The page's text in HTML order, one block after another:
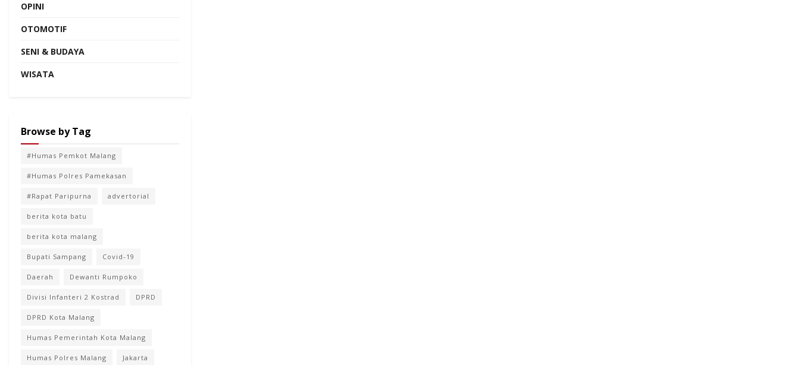
OPINI
OTOMOTIF
SENI & BUDAYA
WISATA
Browse by Tag
#Humas Pemkot Malang
#Humas Polres Pamekasan
#Rapat Paripurna advertorial
berita kota batu
berita kota malang
Bupati Sampang Covid-19
Daerah Dewanti Rumpoko
Divisi Infanteri 2 Kostrad DPRD
DPRD Kota Malang
Humas Pemerintah Kota Malang
Humas Polres Malang Jakarta